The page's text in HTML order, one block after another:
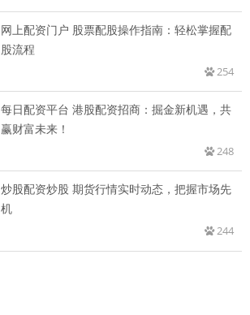
网上配资门户 股票配股操作指南：轻松掌握配
股流程
254
每日配资平台 港股配资招商：掘金新机遇，共
赢财富未来！
248
炒股配资炒股 期货行情实时动态，把握市场先
机
244